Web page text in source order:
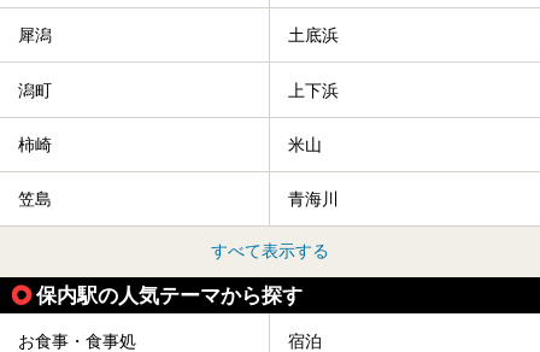
犀潟 土底浜
潟町 上下浜
柿崎 米山
笠島 青海川
すべて表示する
保内駅の人気テーマから探す
お食事・食事処 宿泊